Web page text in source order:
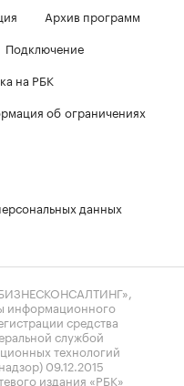
Архив программ
Подключение
на РБК
об ограничениях
данных
информационного
средства
службой
технологий
09.12.2015
издания «РБК»